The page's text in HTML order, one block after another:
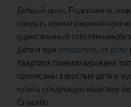
Добрый день. Подскажите,
продать приватизированную
единственный собственник)без
Дети и муж отказались от доли
Квартира приватизирована
прописаны взрослые дети и
купить следующую квартиру
Спасибо